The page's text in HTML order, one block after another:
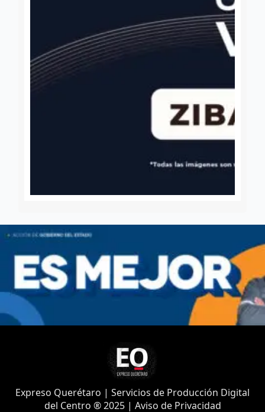
Expreso Querétaro | Servicios de Producción Digital
del Centro ® 2025 | Aviso de Privacidad